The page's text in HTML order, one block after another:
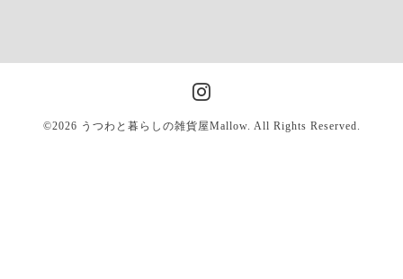
©2026 うつわと暮らしの雑貨屋Mallow. All Rights Reserved.